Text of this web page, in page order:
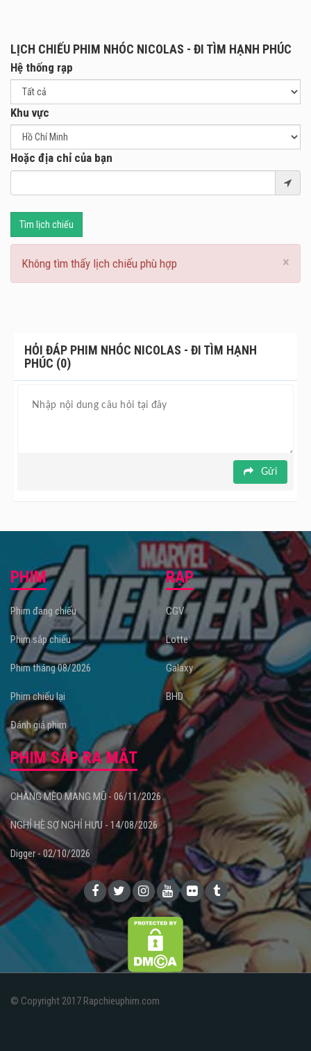
hình phạt. Sau những chuyến phiêu lưu đầy thú vị, Nicolas
luôn quay lại để gặp gỡ những người đã sáng tạo ra mình,
đưa câu chuyện trở thành một hành trình đong đầy cảm
xúc.
LỊCH CHIẾU PHIM NHÓC NICOLAS - ĐI TÌM HẠNH PHÚC
Hệ thống rạp
Khu vực
Hoặc địa chỉ của bạn
Tìm lịch chiếu
×
Không tìm thấy lịch chiếu phù hợp
HỎI ĐÁP PHIM NHÓC NICOLAS - ĐI TÌM HẠNH
PHÚC (0)
Gửi
PHIM
Phim đang chiếu
Phim sắp chiếu
Phim tháng 08/2026
Phim chiếu lại
Đánh giá phim
RẠP
CGV
Lotte
Galaxy
BHD
PHIM SẮP RA MẮT
CHÀNG MÈO MANG MŨ - 06/11/2026
NGHỈ HÈ SỢ NGHỈ HƯU - 14/08/2026
Digger - 02/10/2026
© Copyright 2017 Rapchieuphim.com